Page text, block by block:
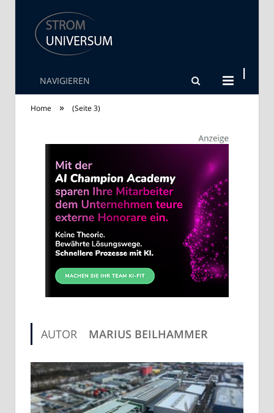
Strom Universum
NAVIGIEREN
Home » (Seite 3)
AUTOR MARIUS BEILHAMMER